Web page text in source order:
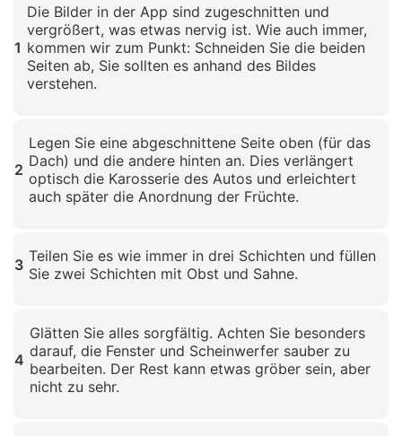
1
Die Bilder in der App sind zugeschnitten und
vergrößert, was etwas nervig ist. Wie auch immer,
kommen wir zum Punkt: Schneiden Sie die beiden
Seiten ab, Sie sollten es anhand des Bildes
verstehen.
2
Legen Sie eine abgeschnittene Seite oben (für das
Dach) und die andere hinten an. Dies verlängert
optisch die Karosserie des Autos und erleichtert
auch später die Anordnung der Früchte.
3 Teilen Sie es wie immer in drei Schichten und füllen
Sie zwei Schichten mit Obst und Sahne.
4
Glätten Sie alles sorgfältig. Achten Sie besonders
darauf, die Fenster und Scheinwerfer sauber zu
bearbeiten. Der Rest kann etwas gröber sein, aber
nicht zu sehr.